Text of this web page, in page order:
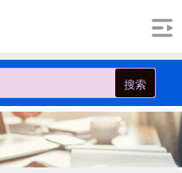
搜索